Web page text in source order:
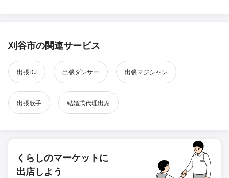
刈谷市の関連サービス
出張DJ 出張ダンサー 出張マジシャン
出張歌手 結婚式代理出席
くらしのマーケットに
出店しよう